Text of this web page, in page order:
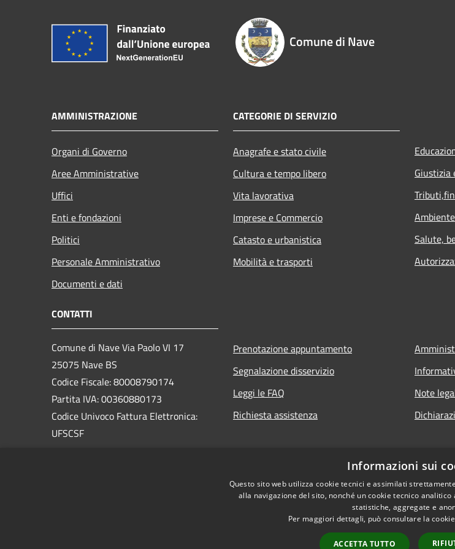
Comune di Nave
AMMINISTRAZIONE
Organi di Governo
Aree Amministrative
Uffici
Enti e fondazioni
Politici
Personale Amministrativo
Documenti e dati
CATEGORIE DI SERVIZIO
Anagrafe e stato civile
Cultura e tempo libero
Vita lavorativa
Imprese e Commercio
Catasto e urbanistica
Mobilità e trasporti
Giustizia
Ambiente
Salute,
CONTATTI
Comune di Nave Via Paolo VI 17
25075 Nave BS
Codice Fiscale: 80008790174
Partita IVA: 00360880173
Codice Univoco Fattura Elettronica:
UFSCSF
Prenotazione appuntamento
Segnalazione disservizio
Leggi le FAQ
Richiesta assistenza
Note
Informazioni sui
Questo sito web utilizza cookie tecnici e assimilati
alla navigazione del sito, nonché un cookie tecnico
statistiche, aggregate e
Per maggiori dettagli, può consultare la
ACCETTA TUTTO